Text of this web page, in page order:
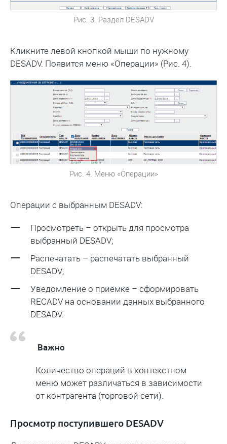
Рис. 3. Раздел DESADV
Кликните левой кнопкой мыши по нужному
DESADV. Появится меню «Операции» (Рис. 4).
Рис. 4. Меню «Операции»
Операции с выбранным DESADV:
Просмотреть – открыть для просмотра
выбранный DESADV;
Распечатать – распечатать выбранный
DESADV;
Уведомление о приёмке – сформировать
RECADV на основании данных выбранного
DESADV.
Важно
Количество операций в контекстном
меню может различаться в зависимости
от контрагента (торговой сети).
Просмотр поступившего DESADV